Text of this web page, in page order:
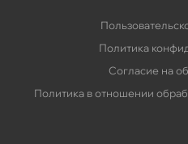
Политика
Согласие на
Политика в отношении